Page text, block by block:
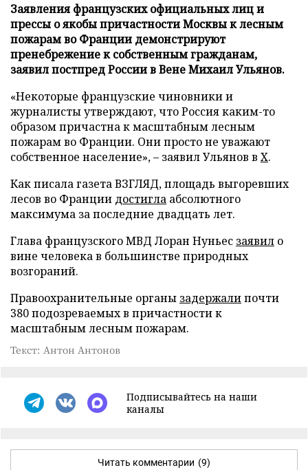
Заявления французских официальных лиц и
прессы о якобы причастности Москвы к лесным
пожарам во Франции демонстрируют
пренебрежение к собственным гражданам,
заявил постпред России в Вене Михаил Ульянов.
«Некоторые французские чиновники и
журналисты утверждают, что Россия каким-то
образом причастна к масштабным лесным
пожарам во Франции. Они просто не уважают
собственное население», – заявил Ульянов в X.
Как писала газета ВЗГЛЯД, площадь выгоревших
лесов во Франции достигла абсолютного
максимума за последние двадцать лет.
Глава французского МВД Лоран Нуньес заявил о
вине человека в большинстве природных
возгораний.
Правоохранительные органы задержалипочти
380 подозреваемых в причастности к
масштабным лесным пожарам.
Текст: Антон Антонов
Подписывайтесь на наши
каналы
Читать комментарии (9)